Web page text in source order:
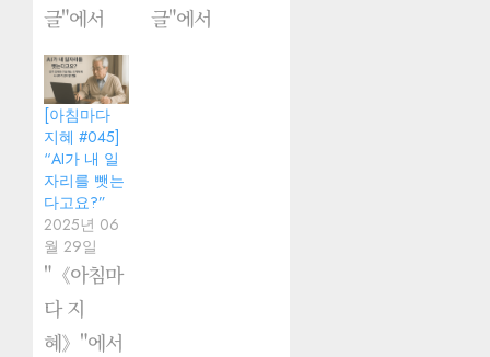
글"에서
글"에서
[아침마다
지혜 #045]
“AI가 내 일
자리를 뺏는
다고요?”
2025년 06
월 29일
"《아침마
다 지
혜》"에서